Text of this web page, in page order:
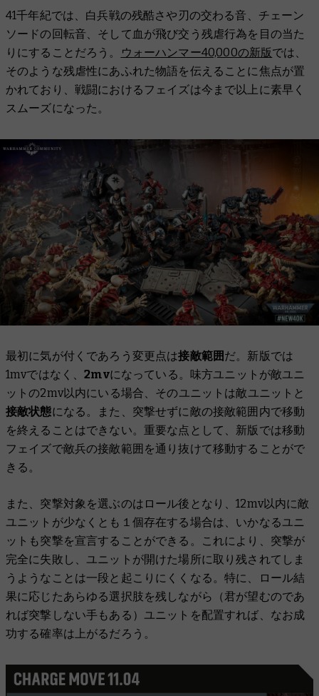
41千年紀では、白兵戦の残酷さや刃の交わる音、チェーン
ソードの回転音、そして血が飛び交う残虐行為を目の当た
りにすることだろう。
ウォーハンマー40,000の新版では、
そのような残虐性にあふれた物語を伝えることに焦点が置
かれており、戦闘におけるフェイズは今まで以上に素早く
スムーズになった。
最初に気が付くであろう変更点は接敵範囲 だ。新版では
1mvではなく、2mvになっている。味方ユニットが敵ユニ
ットの2mv以内にいる場合、そのユニットは敵ユニットと
接敵状態になる。また、突撃せずに敵の接敵範囲内で移動
を終えることはできない。重要な点として、新版では移動
フェイズで敵兵の接敵範囲を通り抜けて移動することがで
きる。
また、突撃対象を選ぶのはロール後となり、12mv以内に敵
ユニットが少なくとも１個存在する場合は、いかなるユニ
ットも突撃を宣言することができる。これにより、突撃が
完全に失敗し、ユニットが開けた場所に取り残されてしま
うようなことは一段と起こりにくくなる。特に、ロール結
果に応じたあらゆる選択肢を残しながら（君が望むのであ
れば突撃しない手もある）ユニットを配置すれば、なお成
功する確率は上がるだろう。